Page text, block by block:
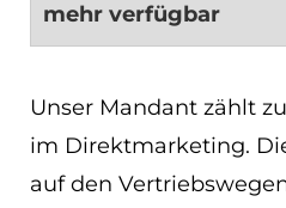
mehr verfügbar
Unser Mandant zählt
im Direktmarketing.
auf den